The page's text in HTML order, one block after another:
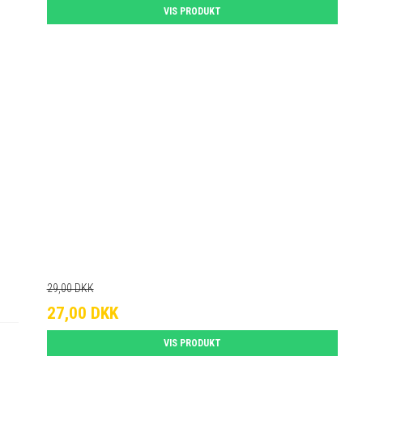
VIS PRODUKT
29,00 DKK
27,00 DKK
VIS PRODUKT